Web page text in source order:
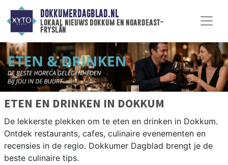
DOKKUMERDAGBLAD.NL
lokaal nieuws dokkum en noardeast-
fryslân
ETEN EN DRINKEN IN DOKKUM
De lekkerste plekken om te eten en drinken in Dokkum.
Ontdek restaurants, cafes, culinaire evenementen en
recensies in de regio. Dokkumer Dagblad brengt je de
beste culinaire tips.